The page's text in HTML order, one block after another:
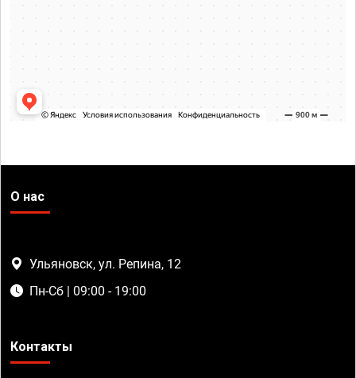
О нас
Ульяновск, ул. Репина, 12
Пн-Сб | 09:00 - 19:00
Контакты